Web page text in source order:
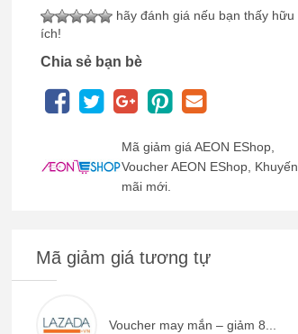
hãy đánh giá nếu bạn thấy hữu
ích!
Chia sẻ bạn bè
Mã giảm giá AEON EShop,
Voucher AEON EShop, Khuyến
mãi mới.
Mã giảm giá tương tự
Voucher may mắn – giảm 8...